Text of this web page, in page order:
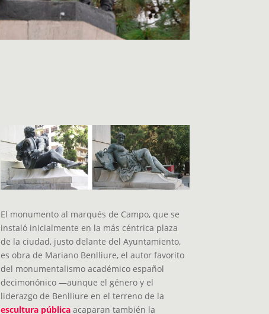
El monumento al marqués de Campo, que se
instaló inicialmente en la más céntrica plaza
de la ciudad, justo delante del Ayuntamiento,
es obra de Mariano Benlliure, el autor favorito
del monumentalismo académico español
decimonónico —aunque el género y el
liderazgo de Benlliure en el terreno de la
escultura públicaacaparan también la